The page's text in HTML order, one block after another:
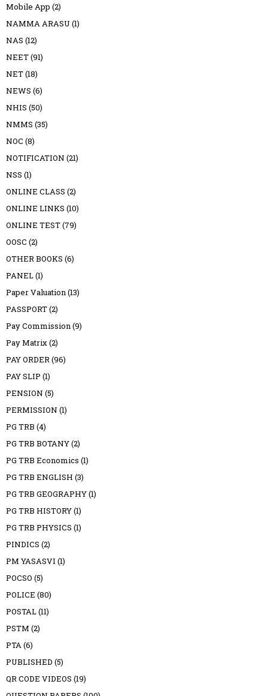
Mobile App (2)
NAMMA ARASU (1)
NAS (12)
NEET(91)
NET(18)
NEWS (6)
NHIS (50)
NMMS (35)
NOC (8)
NOTIFICATION (21)
NSS (1)
ONLINE CLASS (2)
ONLINE LINKS (10)
ONLINE TEST(79)
OOSC (2)
OTHER BOOKS (6)
PANEL(1)
Paper Valuation(13)
PASSPORT(2)
Pay Commission(9)
Pay Matrix(2)
PAY ORDER(96)
PAY SLIP (1)
PENSION (5)
PERMISSION (1)
PG TRB (4)
PG TRB BOTANY(2)
PG TRB Economics (1)
PG TRB ENGLISH (3)
PG TRB GEOGRAPHY(1)
PG TRB HISTORY(1)
PG TRB PHYSICS (1)
PINDICS (2)
PM YASASVI (1)
POCSO (5)
POLICE (80)
POSTAL(11)
PSTM (2)
PTA(6)
PUBLISHED (5)
QR CODE VIDEOS (19)